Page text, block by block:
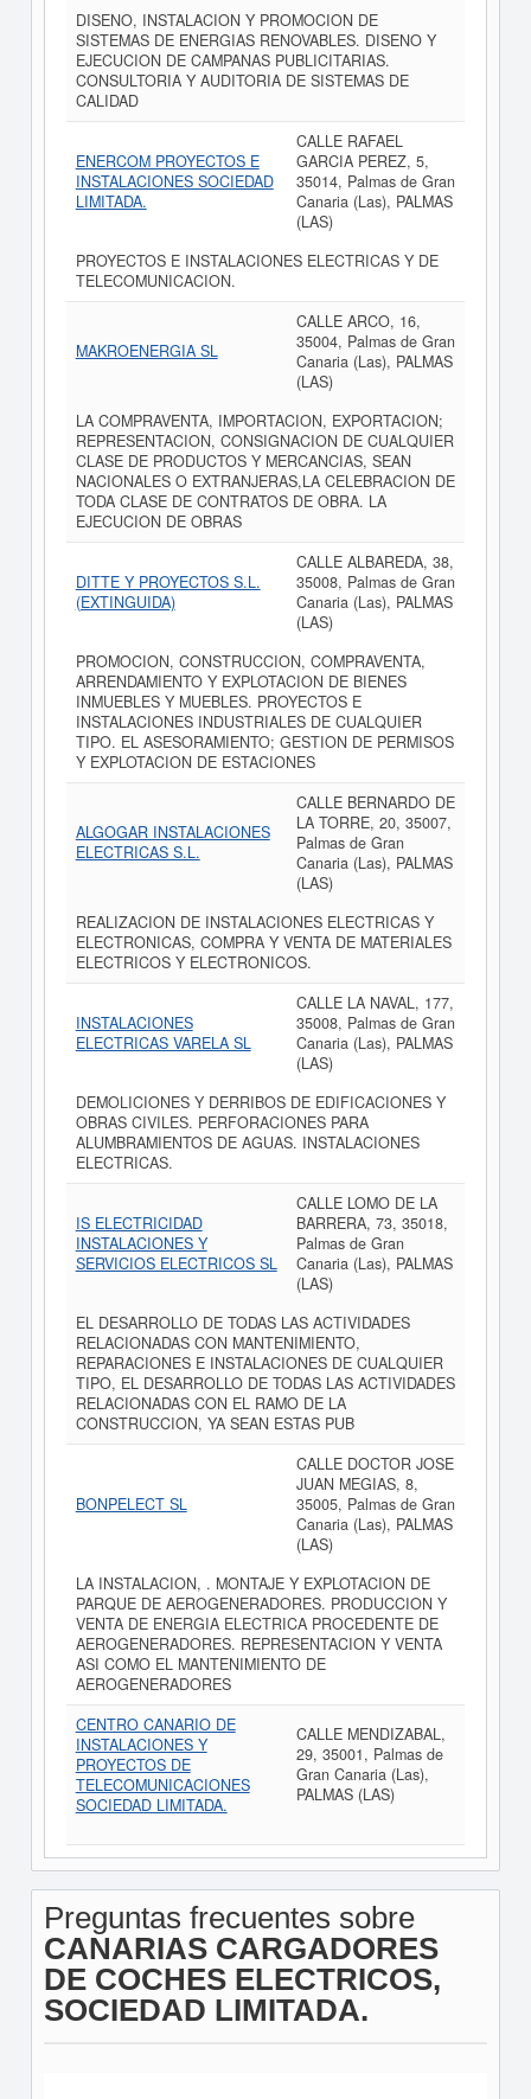
DISENO, INSTALACION Y PROMOCION DE
SISTEMAS DE ENERGIAS RENOVABLES. DISENO Y
EJECUCION DE CAMPANAS PUBLICITARIAS.
CONSULTORIA Y AUDITORIA DE SISTEMAS DE
CALIDAD
ENERCOM PROYECTOS E
INSTALACIONES SOCIEDAD
LIMITADA.
CALLE RAFAEL
GARCIA PEREZ, 5,
35014, Palmas de Gran
Canaria (Las), PALMAS
(LAS)
PROYECTOS E INSTALACIONES ELECTRICAS Y DE
TELECOMUNICACION.
MAKROENERGIA SL
CALLE ARCO, 16,
35004, Palmas de Gran
Canaria (Las), PALMAS
(LAS)
LA COMPRAVENTA, IMPORTACION, EXPORTACION;
REPRESENTACION, CONSIGNACION DE CUALQUIER
CLASE DE PRODUCTOS Y MERCANCIAS, SEAN
NACIONALES O EXTRANJERAS,LA CELEBRACION DE
TODA CLASE DE CONTRATOS DE OBRA. LA
EJECUCION DE OBRAS
DITTE Y PROYECTOS S.L.
(EXTINGUIDA)
CALLE ALBAREDA, 38,
35008, Palmas de Gran
Canaria (Las), PALMAS
(LAS)
PROMOCION, CONSTRUCCION, COMPRAVENTA,
ARRENDAMIENTO Y EXPLOTACION DE BIENES
INMUEBLES Y MUEBLES. PROYECTOS E
INSTALACIONES INDUSTRIALES DE CUALQUIER
TIPO. EL ASESORAMIENTO; GESTION DE PERMISOS
Y EXPLOTACION DE ESTACIONES
ALGOGAR INSTALACIONES
ELECTRICAS S.L.
CALLE BERNARDO DE
LA TORRE, 20, 35007,
Palmas de Gran
Canaria (Las), PALMAS
(LAS)
REALIZACION DE INSTALACIONES ELECTRICAS Y
ELECTRONICAS, COMPRA Y VENTA DE MATERIALES
ELECTRICOS Y ELECTRONICOS.
INSTALACIONES
ELECTRICAS VARELA SL
CALLE LA NAVAL, 177,
35008, Palmas de Gran
Canaria (Las), PALMAS
(LAS)
DEMOLICIONES Y DERRIBOS DE EDIFICACIONES Y
OBRAS CIVILES. PERFORACIONES PARA
ALUMBRAMIENTOS DE AGUAS. INSTALACIONES
ELECTRICAS.
IS ELECTRICIDAD
INSTALACIONES Y
SERVICIOS ELECTRICOS SL
CALLE LOMO DE LA
BARRERA, 73, 35018,
Palmas de Gran
Canaria (Las), PALMAS
(LAS)
EL DESARROLLO DE TODAS LAS ACTIVIDADES
RELACIONADAS CON MANTENIMIENTO,
REPARACIONES E INSTALACIONES DE CUALQUIER
TIPO, EL DESARROLLO DE TODAS LAS ACTIVIDADES
RELACIONADAS CON EL RAMO DE LA
CONSTRUCCION, YA SEAN ESTAS PUB
BONPELECT SL
CALLE DOCTOR JOSE
JUAN MEGIAS, 8,
35005, Palmas de Gran
Canaria (Las), PALMAS
(LAS)
LA INSTALACION, . MONTAJE Y EXPLOTACION DE
PARQUE DE AEROGENERADORES. PRODUCCION Y
VENTA DE ENERGIA ELECTRICA PROCEDENTE DE
AEROGENERADORES. REPRESENTACION Y VENTA
ASI COMO EL MANTENIMIENTO DE
AEROGENERADORES
CENTRO CANARIO DE
INSTALACIONES Y
PROYECTOS DE
TELECOMUNICACIONES
SOCIEDAD LIMITADA.
CALLE MENDIZABAL,
29, 35001, Palmas de
Gran Canaria (Las),
PALMAS (LAS)
Preguntas frecuentes sobre
CANARIAS CARGADORES
DE COCHES ELECTRICOS,
SOCIEDAD LIMITADA.